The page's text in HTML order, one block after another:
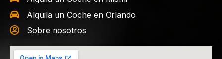
Alquila un Coche en Orlando
Sobre nosotros